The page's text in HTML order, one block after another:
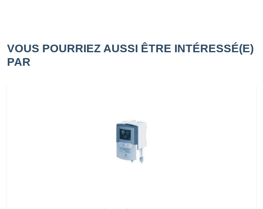
VOUS POURRIEZ AUSSI ÊTRE INTÉRESSÉ(E)
PAR